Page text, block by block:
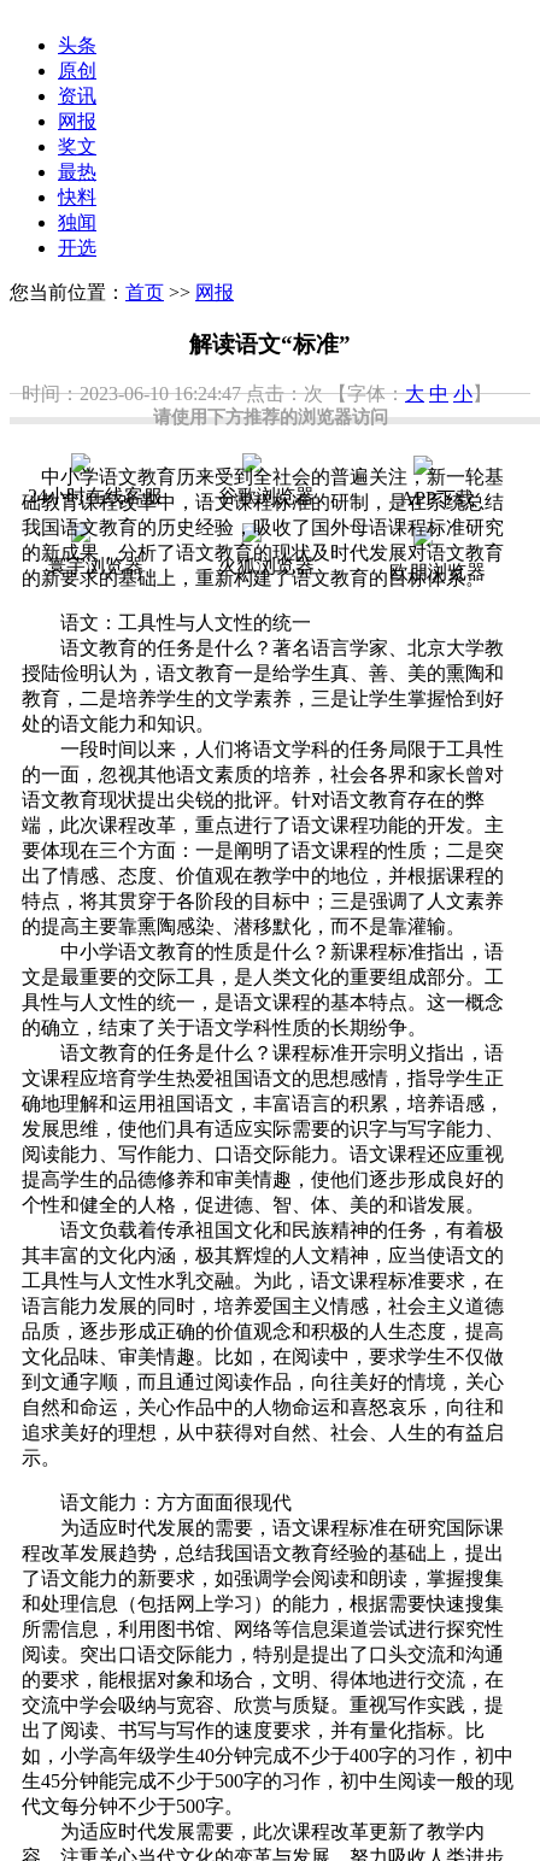
请使用下方推荐的浏览器访问
24小时在线客服 谷歌浏览器 APP下载
寰宇浏览器 火狐浏览器 欧朋浏览器
头条
原创
资讯
网报
奖文
最热
快料
独闻
开选
您当前位置： 首页 >> 网报
解读语文“标准”
时间：2023-06-10 16:24:47点击：次 【字体：大 中 小】
中小学语文教育历来受到全社会的普遍关注，新一轮基
础教育课程改革中，语文课程标准的研制，是在系统总结
我国语文教育的历史经验，吸收了国外母语课程标准研究
的新成果，分析了语文教育的现状及时代发展对语文教育
的新要求的基础上，重新构建了语文教育的目标体系。
语文：工具性与人文性的统一
语文教育的任务是什么？著名语言学家、北京大学教
授陆俭明认为，语文教育一是给学生真、善、美的熏陶和
教育，二是培养学生的文学素养，三是让学生掌握恰到好
处的语文能力和知识。
一段时间以来，人们将语文学科的任务局限于工具性
的一面，忽视其他语文素质的培养，社会各界和家长曾对
语文教育现状提出尖锐的批评。针对语文教育存在的弊
端，此次课程改革，重点进行了语文课程功能的开发。主
要体现在三个方面：一是阐明了语文课程的性质；二是突
出了情感、态度、价值观在教学中的地位，并根据课程的
特点，将其贯穿于各阶段的目标中；三是强调了人文素养
的提高主要靠熏陶感染、潜移默化，而不是靠灌输。
中小学语文教育的性质是什么？新课程标准指出，语
文是最重要的交际工具，是人类文化的重要组成部分。工
具性与人文性的统一，是语文课程的基本特点。这一概念
的确立，结束了关于语文学科性质的长期纷争。
语文教育的任务是什么？课程标准开宗明义指出，语
文课程应培育学生热爱祖国语文的思想感情，指导学生正
确地理解和运用祖国语文，丰富语言的积累，培养语感，
发展思维，使他们具有适应实际需要的识字与写字能力、
阅读能力、写作能力、口语交际能力。语文课程还应重视
提高学生的品德修养和审美情趣，使他们逐步形成良好的
个性和健全的人格，促进德、智、体、美的和谐发展。
语文负载着传承祖国文化和民族精神的任务，有着极
其丰富的文化内涵，极其辉煌的人文精神，应当使语文的
工具性与人文性水乳交融。为此，语文课程标准要求，在
语言能力发展的同时，培养爱国主义情感，社会主义道德
品质，逐步形成正确的价值观念和积极的人生态度，提高
文化品味、审美情趣。比如，在阅读中，要求学生不仅做
到文通字顺，而且通过阅读作品，向往美好的情境，关心
自然和命运，关心作品中的人物命运和喜怒哀乐，向往和
追求美好的理想，从中获得对自然、社会、人生的有益启
示。
语文能力：方方面面很现代
为适应时代发展的需要，语文课程标准在研究国际课
程改革发展趋势，总结我国语文教育经验的基础上，提出
了语文能力的新要求，如强调学会阅读和朗读，掌握搜集
和处理信息（包括网上学习）的能力，根据需要快速搜集
所需信息，利用图书馆、网络等信息渠道尝试进行探究性
阅读。突出口语交际能力，特别是提出了口头交流和沟通
的要求，能根据对象和场合，文明、得体地进行交流，在
交流中学会吸纳与宽容、欣赏与质疑。重视写作实践，提
出了阅读、书写与写作的速度要求，并有量化指标。比
如，小学高年级学生40分钟完成不少于400字的习作，初中
生45分钟能完成不少于500字的习作，初中生阅读一般的现
代文每分钟不少于500字。
为适应时代发展需要，此次课程改革更新了教学内